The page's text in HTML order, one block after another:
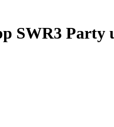
SWR3 Party